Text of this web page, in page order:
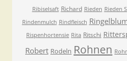
Ribiselsaft Richard Rieden Rieden
Rindenmulch Rindfleisch
Rispenhortensie Rita Ritschi
Robert Rodeln Rohnen